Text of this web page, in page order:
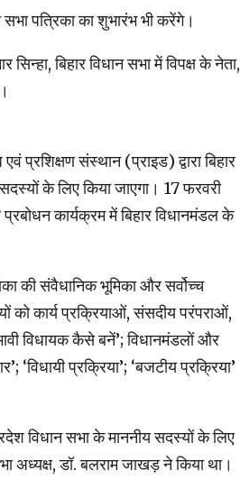
पत्रिका का शुभारंभ भी करेंगे।
बिहार विधान सभा में विपक्ष के नेता,
संस्थान (प्राइड) द्वारा बिहार
के लिए किया जाएगा। 17 फरवरी
कार्यक्रम में बिहार विधानमंडल के
की संवैधानिक भूमिका और सर्वोच्च
को कार्य प्रक्रियाओं, संसदीय परंपराओं,
विधायक कैसे बनें’; विधानमंडलों और
‘विधायी प्रक्रिया’; ‘बजटीय प्रक्रिया’
विधान सभा के माननीय सदस्यों के लिए
अध्यक्ष, डॉ. बलराम जाखड़ ने किया था।